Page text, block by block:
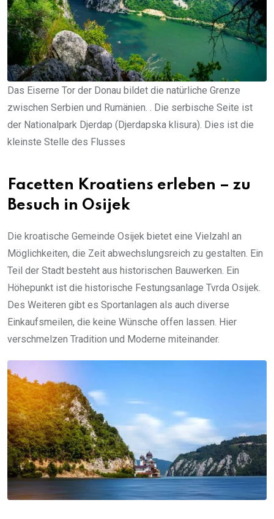
Das Eiserne Tor der Donau bildet die natürliche Grenze
zwischen Serbien und Rumänien. . Die serbische Seite ist
der Nationalpark Djerdap (Djerdapska klisura). Dies ist die
kleinste Stelle des Flusses
Facetten Kroatiens erleben – zu
Besuch in Osijek
Die kroatische Gemeinde Osijek bietet eine Vielzahl an
Möglichkeiten, die Zeit abwechslungsreich zu gestalten. Ein
Teil der Stadt besteht aus historischen Bauwerken. Ein
Höhepunkt ist die historische Festungsanlage Tvrda Osijek.
Des Weiteren gibt es Sportanlagen als auch diverse
Einkaufsmeilen, die keine Wünsche offen lassen. Hier
verschmelzen Tradition und Moderne miteinander.